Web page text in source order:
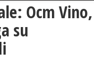
Ocm Vino,
su